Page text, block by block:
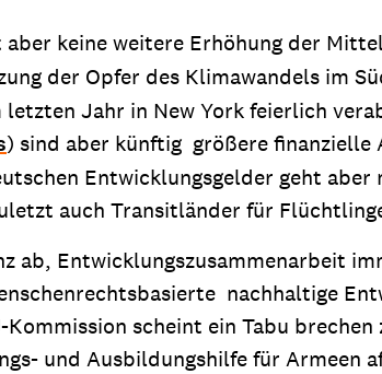
Bildungsmaterial
keine weitere Erhöhung der
der Opfer des Klimawandels im
Jahr in New York feierlich
) sind aber künftig größere finanzielle
Entwicklungsgelder geht aber
auch Transitländer für
ab, Entwicklungszusammenarbeit
nachhaltige
scheint ein Tabu
und Ausbildungshilfe für Armeen